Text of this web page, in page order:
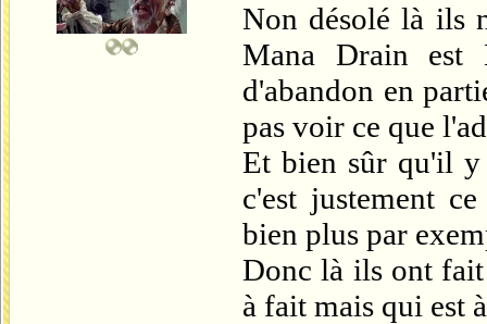
Non désolé là ils
Mana Drain
d'abandon en
pas voir ce que
Et bien sûr qu'il y
c'est justement
bien plus par
Donc là ils ont
à fait mais qui est